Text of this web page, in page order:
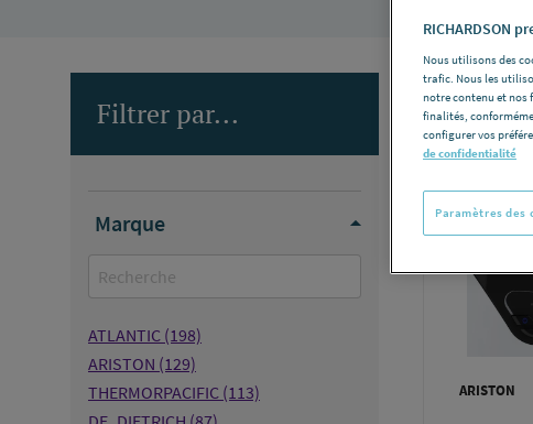
Filtrer par...
Marque
ATLANTIC (198)
ARISTON (129)
THERMORPACIFIC (113)
Nombre de
ARISTON
RICHARDSON
Nous utilisons des
trafic. Nous les
notre contenu et nos
finalités,
configurer vos
de confidentialité
Paramètres des